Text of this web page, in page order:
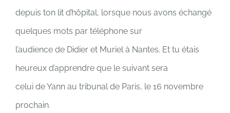
depuis ton lit d’hôpital, lorsque nous avons échangé
quelques mots par téléphone sur
l’audience de Didier et Muriel à Nantes. Et tu étais
heureux d’apprendre que le suivant sera
celui de Yann au tribunal de Paris, le 16 novembre
prochain.